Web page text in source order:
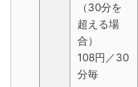
（30分を
超える場
合）
108円／30
分毎